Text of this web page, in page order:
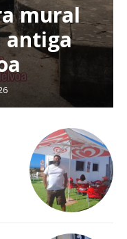
mural
antiga